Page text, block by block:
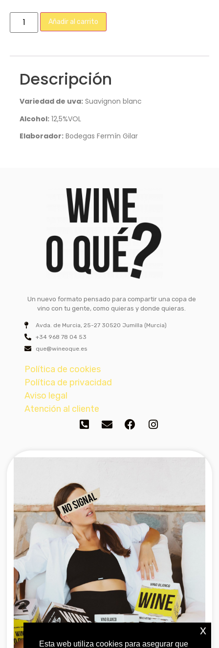
Añadir al carrito
Descripción
Variedad de uva: Suavignon blanc
Alcohol: 12,5%VOL
Elaborador: Bodegas Fermín Gilar
Un nuevo formato pensado para compartir una copa de
vino con tu gente, como quieras y donde quieras.
Avda. de Murcia, 25-27 30520 Jumilla (Murcia)
+34 968 78 04 53
que@wineoque.es
Política de cookies
Política de privacidad
Aviso legal
Atención al cliente
Esta web utiliza cookies para asegurar que
x